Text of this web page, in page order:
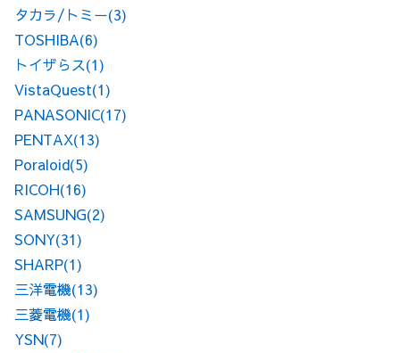
タカラ/トミー(3)
TOSHIBA(6)
トイザらス(1)
VistaQuest(1)
PANASONIC(17)
PENTAX(13)
Poraloid(5)
RICOH(16)
SAMSUNG(2)
SONY(31)
SHARP(1)
三洋電機(13)
三菱電機(1)
YSN(7)